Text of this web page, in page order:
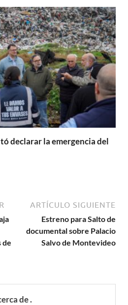
declarar la emergencia del
de
ARTÍCULO SIGUIENTE
Estreno para Salto de
documental sobre Palacio
Salvo de Montevideo
de .